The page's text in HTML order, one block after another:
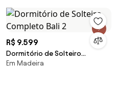
R$ 9.599
Dormitório de Solteiro
Completo Bali 2
Em Madeira